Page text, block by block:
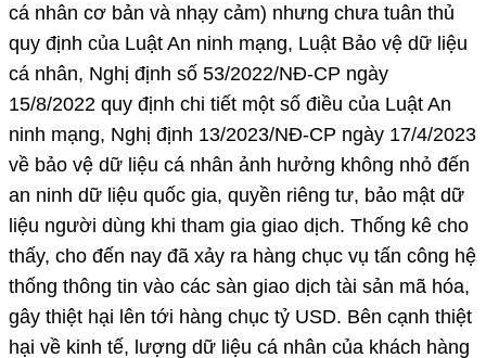
cá nhân cơ bản và nhạy cảm) nhưng chưa tuân thủ
quy định của Luật An ninh mạng, Luật Bảo vệ dữ liệu
cá nhân, Nghị định số 53/2022/NĐ-CP ngày
15/8/2022 quy định chi tiết một số điều của Luật An
ninh mạng, Nghị định 13/2023/NĐ-CP ngày 17/4/2023
về bảo vệ dữ liệu cá nhân ảnh hưởng không nhỏ đến
an ninh dữ liệu quốc gia, quyền riêng tư, bảo mật dữ
liệu người dùng khi tham gia giao dịch. Thống kê cho
thấy, cho đến nay đã xảy ra hàng chục vụ tấn công hệ
thống thông tin vào các sàn giao dịch tài sản mã hóa,
gây thiệt hại lên tới hàng chục tỷ USD. Bên cạnh thiệt
hại về kinh tế, lượng dữ liệu cá nhân của khách hàng